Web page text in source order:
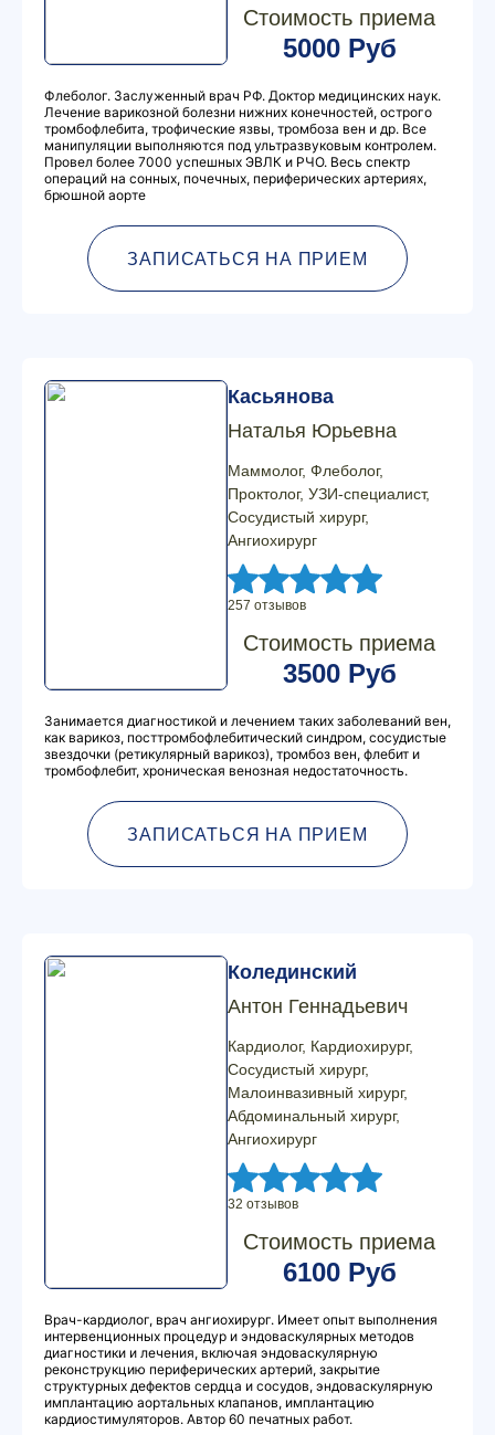
Стоимость приема
5000 Руб
Флеболог. Заслуженный врач РФ. Доктор медицинских наук.
Лечение варикозной болезни нижних конечностей, острого
тромбофлебита, трофические язвы, тромбоза вен и др. Все
манипуляции выполняются под ультразвуковым контролем.
Провел более 7000 успешных ЭВЛК и РЧО. Весь спектр
операций на сонных, почечных, периферических артериях,
брюшной аорте
ЗАПИСАТЬСЯ НА ПРИЕМ
Касьянова
Наталья Юрьевна
Маммолог, Флеболог,
Проктолог, УЗИ-специалист,
Сосудистый хирург,
Ангиохирург
257 отзывов
Стоимость приема
3500 Руб
Занимается диагностикой и лечением таких заболеваний вен,
как варикоз, посттромбофлебитический синдром, сосудистые
звездочки (ретикулярный варикоз), тромбоз вен, флебит и
тромбофлебит, хроническая венозная недостаточность.
ЗАПИСАТЬСЯ НА ПРИЕМ
Колединский
Антон Геннадьевич
Кардиолог, Кардиохирург,
Сосудистый хирург,
Малоинвазивный хирург,
Абдоминальный хирург,
Ангиохирург
32 отзывов
Стоимость приема
6100 Руб
Врач-кардиолог, врач ангиохирург. Имеет опыт выполнения
интервенционных процедур и эндоваскулярных методов
диагностики и лечения, включая эндоваскулярную
реконструкцию периферических артерий, закрытие
структурных дефектов сердца и сосудов, эндоваскулярную
имплантацию аортальных клапанов, имплантацию
кардиостимуляторов. Автор 60 печатных работ.